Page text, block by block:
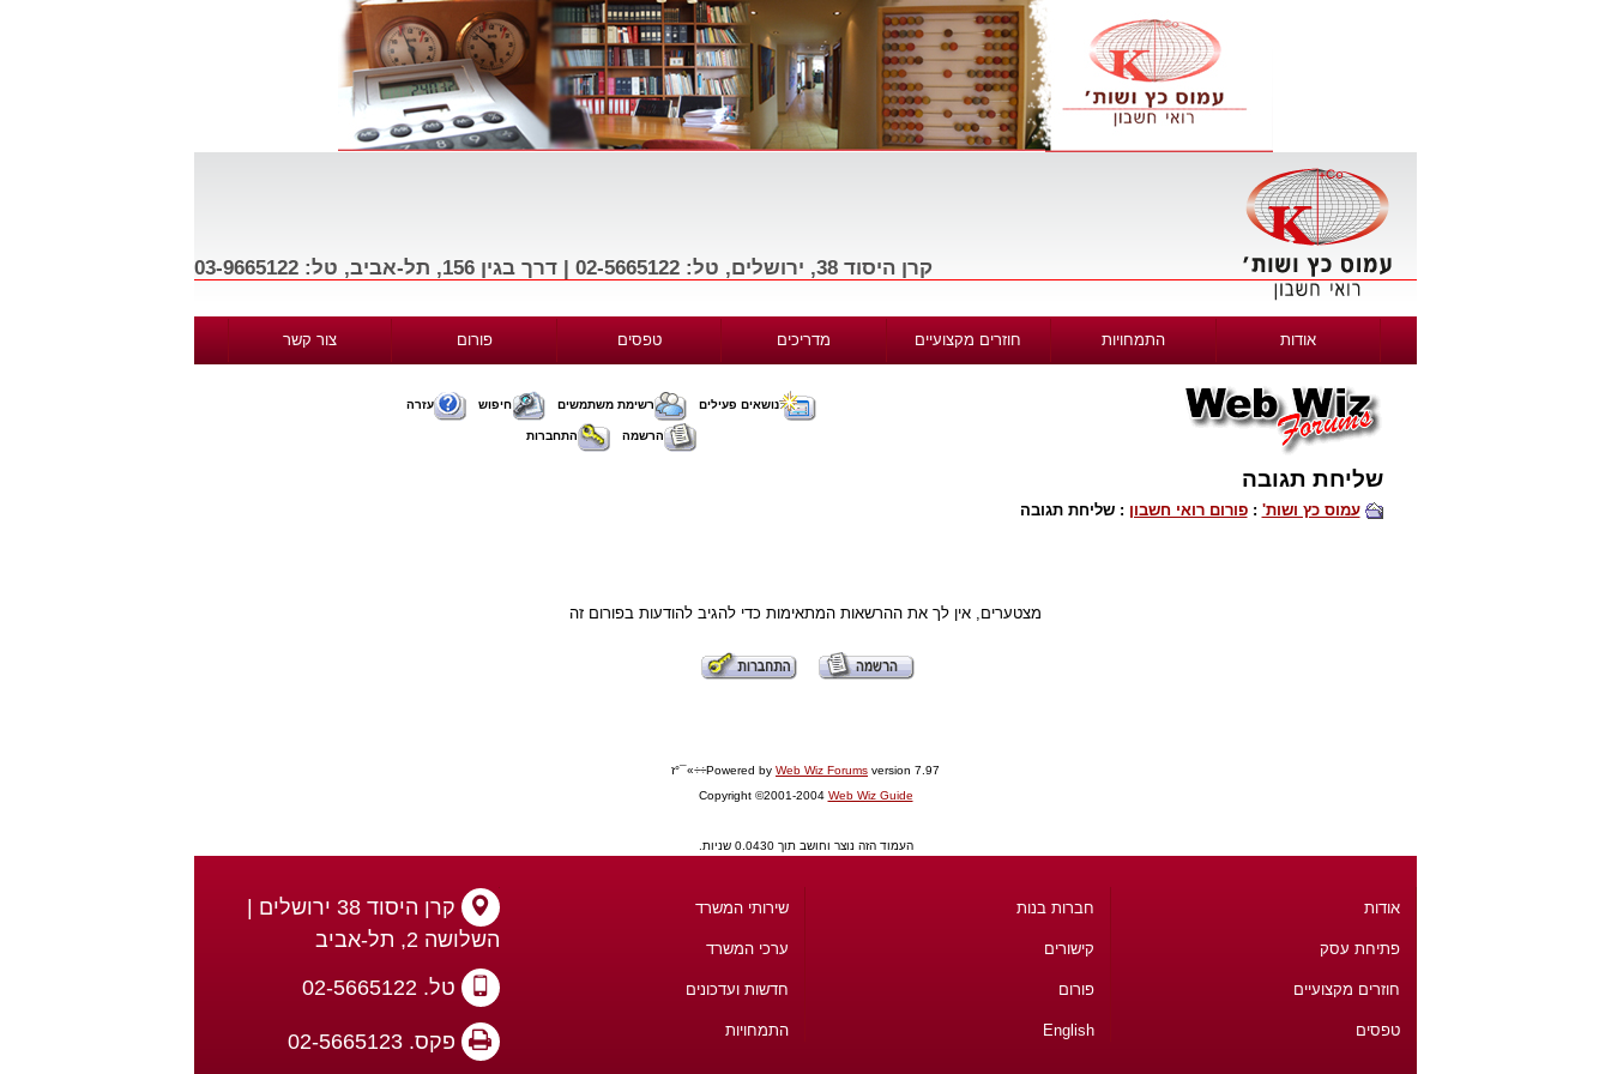
קרן היסוד 38, ירושלים, טל: 02-5665122 | דרך בגין 156, תל-אביב, טל: 03-9665122
אודות התמחויות חוזרים מקצועיים מדריכים טפסים פורום צור קשר
נושאים פעילים רשימת משתמשים חיפוש עזרה
הרשמה התחברות
שליחת תגובה
עמוס כץ ושות' :פורום רואי חשבון : שליחת תגובה
מצטערים, אין לך את ההרשאות המתאימות כדי להגיב להודעות בפורום זה
Powered by Web Wiz Forums version 7.97÷÷»¯°ז
Copyright ©2001-2004 Web Wiz Guide
העמוד הזה נוצר וחושב תוך 0.0430 שניות.
אודות
פתיחת עסק
חוזרים מקצועיים
טפסים
חברות בנות
קישורים
פורום
English
שירותי המשרד
ערכי המשרד
חדשות ועדכונים
התמחויות
קרן היסוד 38 ירושלים |
השלושה 2, תל-אביב
טל. 02-5665122
פקס. 02-5665123